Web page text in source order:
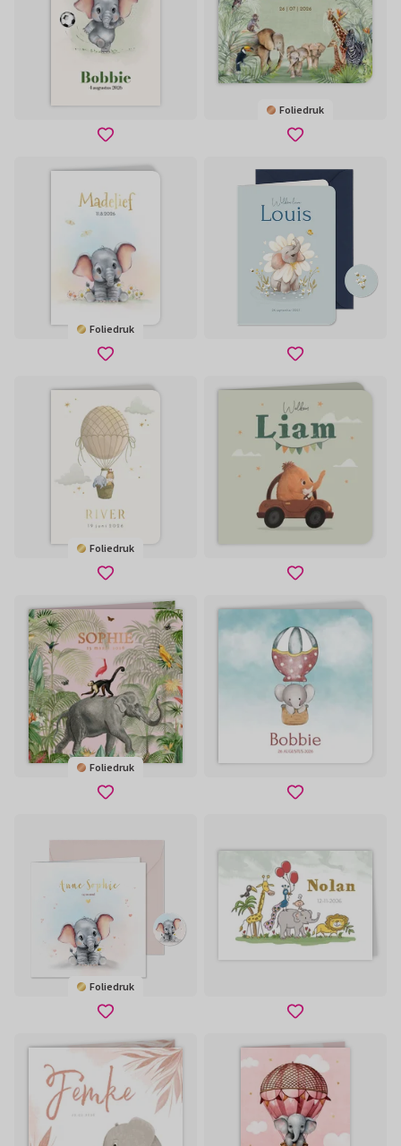
Foliedruk
Foliedruk
Foliedruk
Foliedruk
Foliedruk